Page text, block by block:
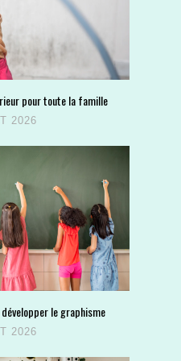
pour toute la famille
2026
le graphisme
2026